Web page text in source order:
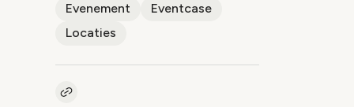
Evenement
Eventcase
Locaties
Kopieer link naar artikel